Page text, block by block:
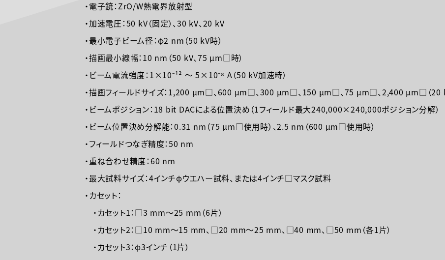
・電子銃：ZrO/W熱電界放射型
・加速電圧：50 kV（固定）、30 kV、20 kV
・最小電子ビーム径：φ2 nm（50 kV時）
・描画最小線幅：10 nm（50 kV、75 μm□時）
・ビーム電流強度：1×10⁻¹² ～ 5×10⁻⁸ A（50 kV加速時）
・描画フィールドサイズ：1,200 μm□、600 μm□、300 μm□、150 μm□、75 μm□、2,400 μm□（20
・ビームポジション：18 bit DACによる位置決め（1フィールド最大240,000×240,000ポジション分解）
・ビーム位置決め分解能：0.31 nm（75 μm□使用時）、2.5 nm（600 μm□使用時）
・フィールドつなぎ精度：50 nm
・重ね合わせ精度：60 nm
・最大試料サイズ：4インチφウエハー試料、または4インチ□マスク試料
・カセット：
・カセット1：□3 mm～25 mm（6片）
・カセット2：□10 mm～15 mm、□20 mm～25 mm、□40 mm、□50 mm（各1片）
・カセット3：φ3インチ（1片）